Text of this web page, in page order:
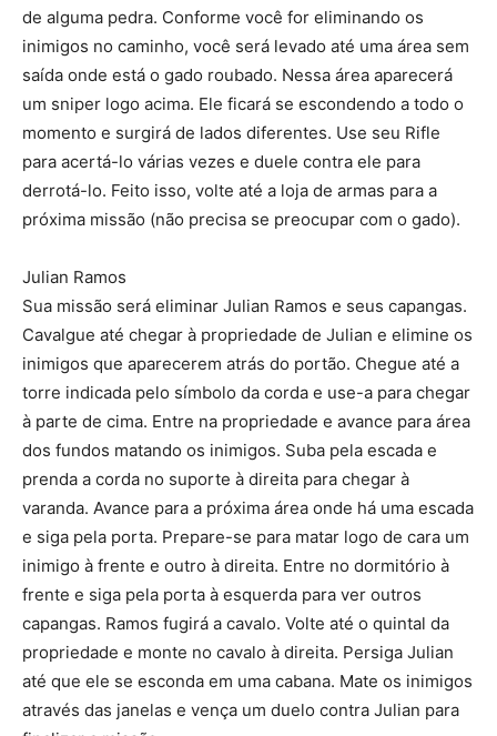
de alguma pedra. Conforme você for eliminando os
inimigos no caminho, você será levado até uma área sem
saída onde está o gado roubado. Nessa área aparecerá
um sniper logo acima. Ele ficará se escondendo a todo o
momento e surgirá de lados diferentes. Use seu Rifle
para acertá-lo várias vezes e duele contra ele para
derrotá-lo. Feito isso, volte até a loja de armas para a
próxima missão (não precisa se preocupar com o gado).
Julian Ramos
Sua missão será eliminar Julian Ramos e seus capangas.
Cavalgue até chegar à propriedade de Julian e elimine os
inimigos que aparecerem atrás do portão. Chegue até a
torre indicada pelo símbolo da corda e use-a para chegar
à parte de cima. Entre na propriedade e avance para área
dos fundos matando os inimigos. Suba pela escada e
prenda a corda no suporte à direita para chegar à
varanda. Avance para a próxima área onde há uma escada
e siga pela porta. Prepare-se para matar logo de cara um
inimigo à frente e outro à direita. Entre no dormitório à
frente e siga pela porta à esquerda para ver outros
capangas. Ramos fugirá a cavalo. Volte até o quintal da
propriedade e monte no cavalo à direita. Persiga Julian
até que ele se esconda em uma cabana. Mate os inimigos
através das janelas e vença um duelo contra Julian para